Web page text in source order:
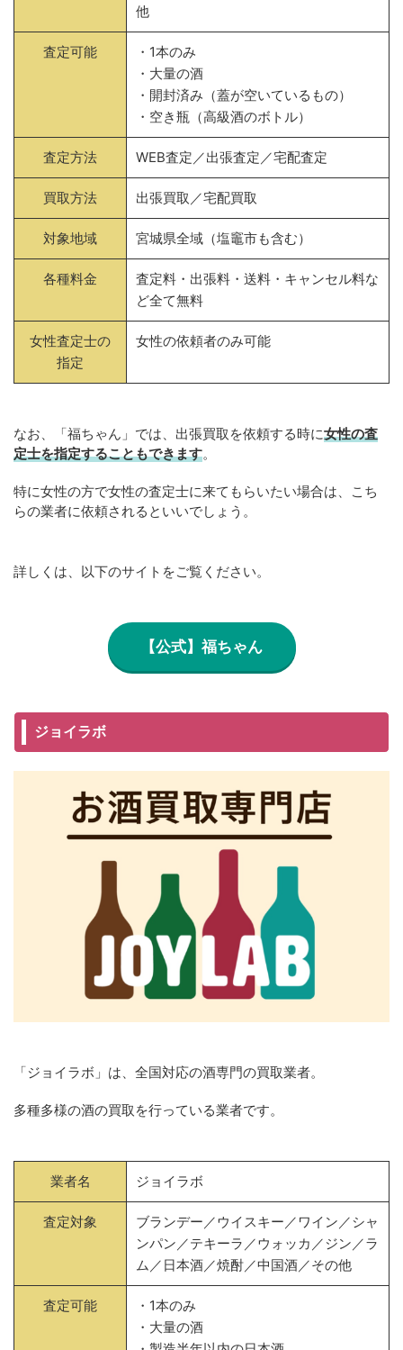
他
査定可能
・1本のみ
・大量の酒
・開封済み（蓋が空いているもの）
・空き瓶（高級酒のボトル）
査定方法 WEB査定／出張査定／宅配査定
買取方法 出張買取／宅配買取
対象地域 宮城県全域（塩竈市も含む）
各種料金
査定料・出張料・送料・キャンセル料な
ど全て無料
女性査定士の
指定
女性の依頼者のみ可能
なお、「福ちゃん」では、出張買取を依頼する時に女性の査
定士を指定することもできます。
特に女性の方で女性の査定士に来てもらいたい場合は、こち
らの業者に依頼されるといいでしょう。
詳しくは、以下のサイトをご覧ください。
【公式】福ちゃん
ジョイラボ
「ジョイラボ」は、全国対応の酒専門の買取業者。
多種多様の酒の買取を行っている業者です。
業者名 ジョイラボ
査定対象
ブランデー／ウイスキー／ワイン／シャ
ンパン／テキーラ／ウォッカ／ジン／ラ
ム／日本酒／焼酎／中国酒／その他
査定可能
・1本のみ
・大量の酒